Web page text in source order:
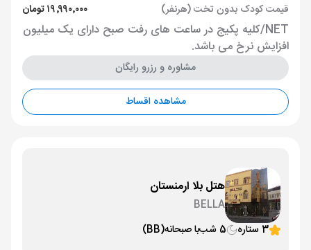
قیمت کودک بدون تخت (هرنفر)
۱۹٬۹۹۰٬۰۰۰ تومان
NET/کلیه پکیج در ساعت های رفت صبح دارای یک میلیون
افزایش نرخ می باشد.
مشاوره و رزرو رایگان
مشاهده اقساط
هتل بلا ارمنستان
BELLA
3 ستاره
5 شب با صبحانه(BB)